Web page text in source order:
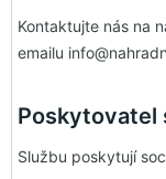
Kontaktujte nás na
emailu
Poskytovatel
Službu poskytují